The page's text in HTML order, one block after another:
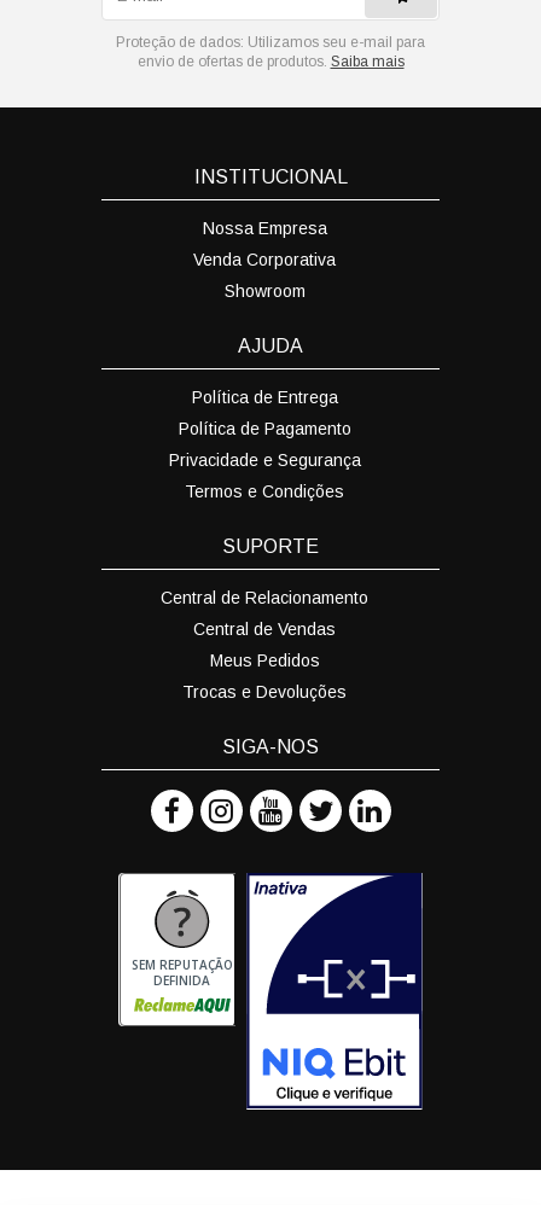
Proteção de dados: Utilizamos seu e-mail para
envio de ofertas de produtos. Saiba mais
INSTITUCIONAL
Nossa Empresa
Venda Corporativa
Showroom
AJUDA
Política de Entrega
Política de Pagamento
Privacidade e Segurança
Termos e Condições
SUPORTE
Central de Relacionamento
Central de Vendas
Meus Pedidos
Trocas e Devoluções
SIGA-NOS
SEM REPUTAÇÃO
DEFINIDA